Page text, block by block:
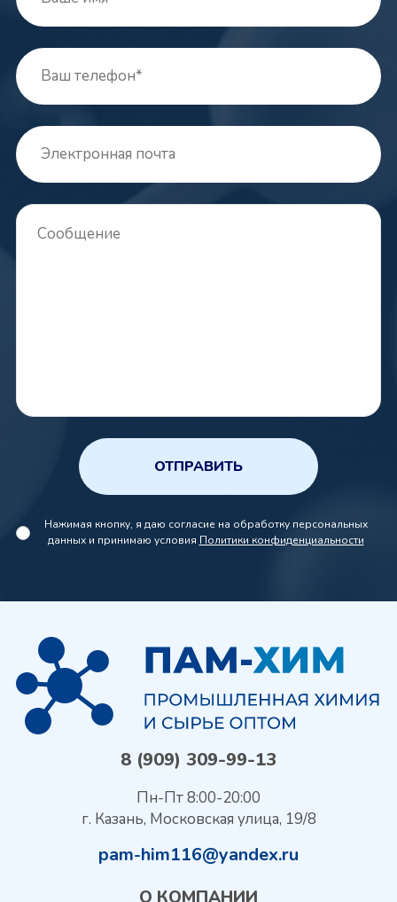
ОТПРАВИТЬ
Нажимая кнопку, я даю согласие на обработку персональных
данных и принимаю условия Политики конфиденциальности
8 (909) 309-99-13
Пн-Пт 8:00-20:00
г. Казань, Московская улица, 19/8
pam-him116@yandex.ru
О КОМПАНИИ